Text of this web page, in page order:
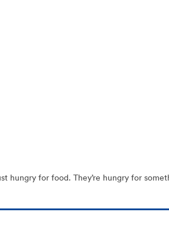
hungry for food. They’re hungry for